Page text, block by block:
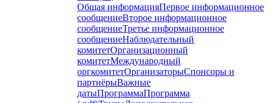
Общая информацияПервое информационное
сообщениеВторое информационное
сообщениеТретье информационное
сообщениеНаблюдательный
комитетОрганизационный
комитетМеждународный
оргкомитетОрганизаторыСпонсоры и
партнёрыВажные
датыПрограммаПрограмма